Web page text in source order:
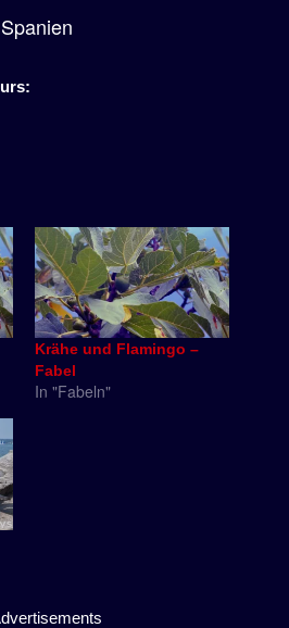
Krähe und Flamingo –
Fabel
In "Fabeln"